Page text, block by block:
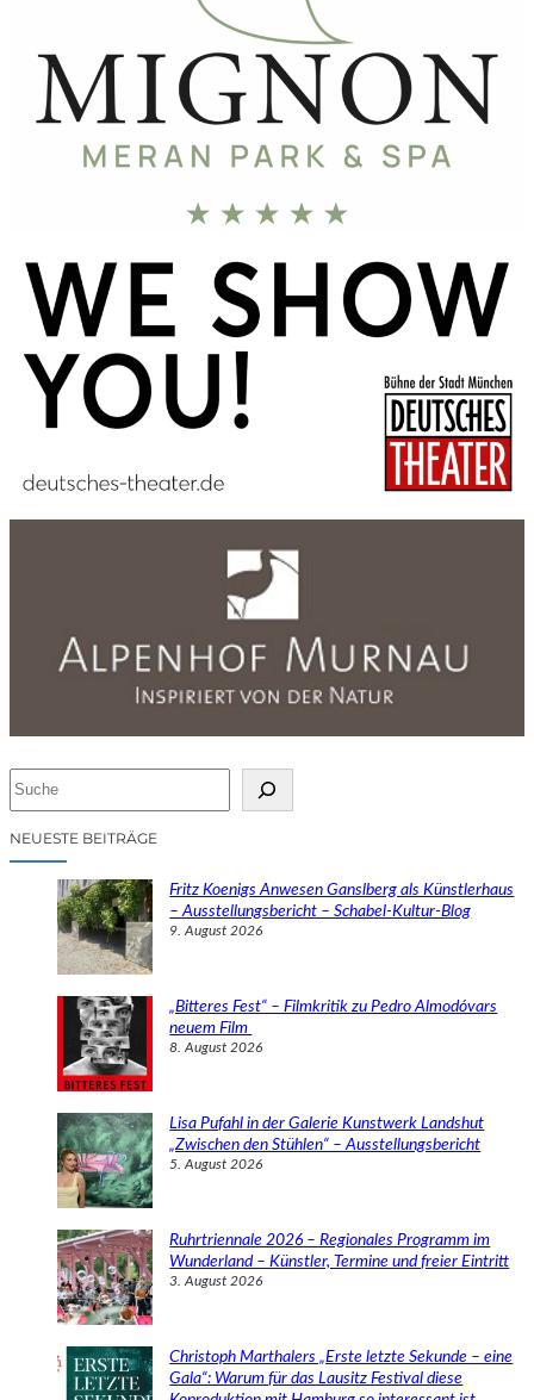
cNEUESTE BEITRÄGE
Fritz Koenigs Anwesen Ganslberg als Künstlerhaus
– Ausstellungsbericht – Schabel-Kultur-Blog
9. August 2026
„Bitteres Fest“ – Filmkritik zu Pedro Almodóvars
neuem Film
8. August 2026
Lisa Pufahl in der Galerie Kunstwerk Landshut
„Zwischen den Stühlen“ – Ausstellungsbericht
5. August 2026
Ruhrtriennale 2026 – Regionales Programm im
Wunderland – Künstler, Termine und freier Eintritt
3. August 2026
Christoph Marthalers „Erste letzte Sekunde – eine
Gala“: Warum für das Lausitz Festival diese